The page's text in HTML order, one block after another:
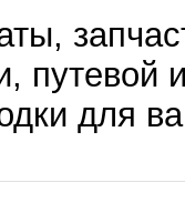
путевой
для